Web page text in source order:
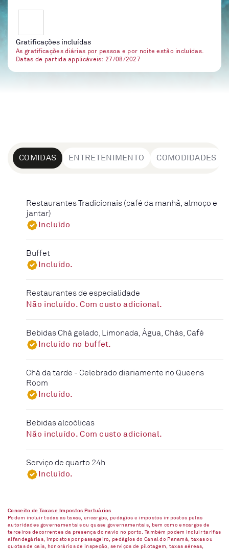
Gratificações incluídas
As gratificações diárias por pessoa e por noite estão incluídas.
Datas de partida applicáveis: 27/08/2027
COMIDAS ENTRETENIMENTO COMODIDADES
Restaurantes Tradicionais (café da manhã, almoço e
jantar)
Incluído
Buffet
Incluído.
Restaurantes de especialidade
Não incluído. Com custo adicional.
Bebidas Chá gelado, Limonada, Água, Chás, Café
Incluído no buffet.
Chá da tarde - Celebrado diariamente no Queens
Room
Incluído.
Bebidas alcoólicas
Não incluído. Com custo adicional.
Serviço de quarto 24h
Incluído.
Conceito de Taxas e Impostos Portuários
Podem incluir todas as taxas, encargos, pedágios e impostos impostos pelas
autoridades governamentais ou quase governamentais, bem como encargos de
terceiros decorrentes da presença do navio no porto. Também podem incluir tarifas
alfandegárias, impostos por passageiro, pedágios do Canal do Panamá, taxas ou
quotas de cais, honorários de inspeção, serviços de pilotagem, taxas aéreas,